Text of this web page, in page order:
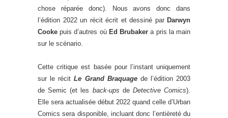
chose réparée donc). Nous avons donc dans
l’édition 2022 un récit écrit et dessiné par Darwyn
Cooke puis d’autres où Ed Brubaker a pris la main
sur le scénario.
Cette critique est basée pour l’instant uniquement
sur le récitLe Grand Braquagede l’édition 2003
de Semic (et les back-ups de Detective Comics).
Elle sera actualisée début 2022 quand celle d’Urban
Comics sera disponible, incluant donc l’entièreté du